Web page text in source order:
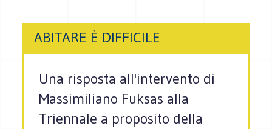
ABITARE È DIFFICILE
Una risposta all'intervento di
Massimiliano Fuksas alla
Triennale a proposito della